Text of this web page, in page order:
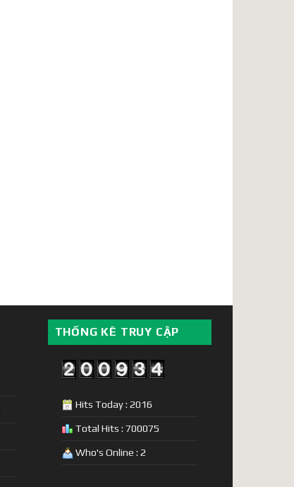
THỐNG KÊ TRUY CẬP
Hits Today : 2016
Total Hits : 700075
Who's Online : 2